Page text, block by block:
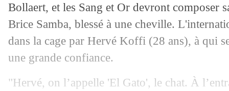
Bollaert, et les Sang et Or devront composer
Brice Samba, blessé à une cheville.
dans la cage par Hervé Koffi (28 ans), à qui
une grande confiance.
"Hervé, on l’appelle 'El Gato', le chat. À
22/12 Ita. : la Roma étrille Parme, doublé
22/12 Barça: 70 matchs cette saison,
CdF : Bordeaux-Rennes, les compos